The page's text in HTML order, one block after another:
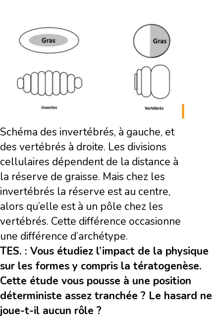
Schéma des invertébrés, à gauche, et
des vertébrés à droite. Les divisions
cellulaires dépendent de la distance à
la réserve de graisse. Mais chez les
invertébrés la réserve est au centre,
alors qu’elle est à un pôle chez les
vertébrés. Cette différence occasionne
une différence d’archétype.
TES. : Vous étudiez l’impact de la physique
sur les formes y compris la tératogenèse.
Cette étude vous pousse à une position
déterministe assez tranchée ? Le hasard ne
joue-t-il aucun rôle ?